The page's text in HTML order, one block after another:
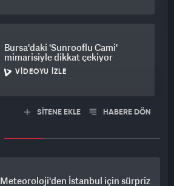
Bursa'daki 'Sunrooflu Cami'
mimarisiyle dikkat çekiyor
VIDEOYU İZLE
SİTENE EKLE HABERE DÖN
Meteoroloji'den İstanbul için sürpriz